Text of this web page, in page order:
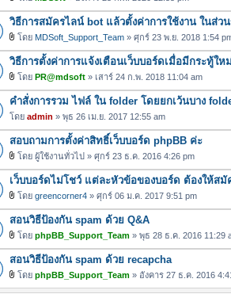
ฟ
ล์
แ
น
บ
วิธีการสมัครไลน์ bot แล้วตั้งค่าการใช้งาน ในส่ว
ฟ
ล์
แ
น
บ
โดย MDSoft_Support_Team » ศุกร์ 23 พ.ย. 2018 1:54
วิธีการตั้งค่าการแจ้งเตือนเว็บบอร์ดเมื่อมีกระทู้ให
ฟ
ล์
แ
น
บ
โดย PR@mdsoft » เสาร์ 24 ก.พ. 2018 11:04 am
คำสั่งการรวม ไฟล์ ใน folder โดยยกเว้นบาง
โดย admin » พุธ 26 เม.ย. 2017 12:55 am
สอบถามการตั้งค่าสิทธิ์เว็บบอร์ด phpBB ค่ะ
ฟ
ล์
แ
น
บ
โดย ผู้ใช้งานทั่วไป » ศุกร์ 23 ธ.ค. 2016 4:26 pm
เว็บบอร์ดไม่โชว์ แต่ละหัวข้อของบอร์ด ต้องให้ส
ฟ
ล์
แ
น
บ
โดย greencorner4 » ศุกร์ 06 ม.ค. 2017 9:51 pm
สอนวิธีป้องกัน spam ด้วย Q&A
ฟ
ล์
แ
โดย phpBB_Support_Team » พุธ 28 ธ.ค. 2016 11:29
สอนวิธีป้องกัน spam ด้วย recapcha
โดย phpBB_Support_Team » อังคาร 27 ธ.ค. 2016